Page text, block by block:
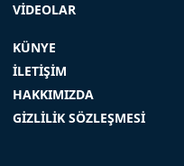
VİDEOLAR
KÜNYE
İLETİŞİM
HAKKIMIZDA
GİZLİLİK SÖZLEŞMESİ